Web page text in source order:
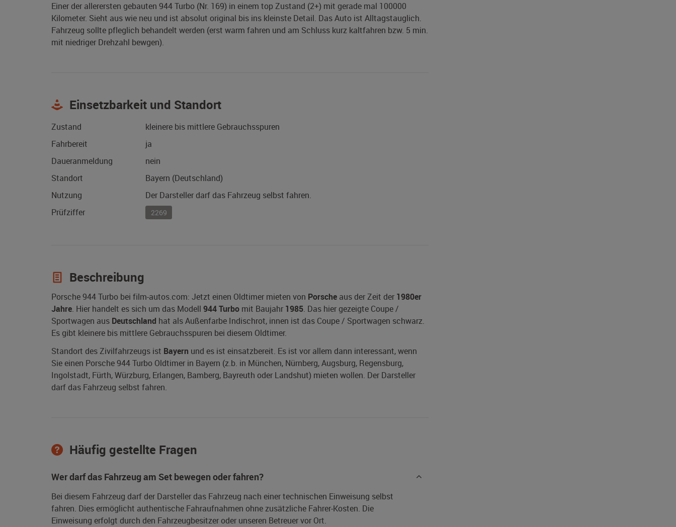
Einer der allerersten gebauten 944 Turbo (Nr. 169) in einem top Zustand (2+) mit gerade mal 100000
Kilometer. Sieht aus wie neu und ist absolut original bis ins kleinste Detail. Das Auto ist Alltagstauglich.
Fahrzeug sollte pfleglich behandelt werden (erst warm fahren und am Schluss kurz kaltfahren bzw. 5 min.
mit niedriger Drehzahl bewgen).
Einsetzbarkeit und Standort
Zustand
kleinere bis mittlere Gebrauchsspuren
Fahrbereit
ja
Daueranmeldung
nein
Standort
Bayern (Deutschland)
Nutzung
Der Darsteller darf das Fahrzeug selbst fahren.
Prüfziffer
2269
Beschreibung
Porsche 944 Turbo bei film-autos.com: Jetzt einen Oldtimer mieten von Porsche aus der Zeit der 1980er
Jahre. Hier handelt es sich um das Modell 944 Turbo mit Baujahr 1985. Das hier gezeigte Coupe /
Sportwagen aus Deutschland hat als Außenfarbe Indischrot, innen ist das Coupe / Sportwagen schwarz.
Es gibt kleinere bis mittlere Gebrauchsspuren bei diesem Oldtimer.
Standort des Zivilfahrzeugs ist Bayern und es ist einsatzbereit. Es ist vor allem dann interessant, wenn
Sie einen Porsche 944 Turbo Oldtimer in Bayern (z.b. in München, Nürnberg, Augsburg, Regensburg,
Ingolstadt, Fürth, Würzburg, Erlangen, Bamberg, Bayreuth oder Landshut) mieten wollen. Der Darsteller
darf das Fahrzeug selbst fahren.
Häufig gestellte Fragen
Wer darf das Fahrzeug am Set bewegen oder fahren?
Bei diesem Fahrzeug darf der Darsteller das Fahrzeug nach einer technischen Einweisung selbst
fahren. Dies ermöglicht authentische Fahraufnahmen ohne zusätzliche Fahrer-Kosten. Die
Einweisung erfolgt durch den Fahrzeugbesitzer oder unseren Betreuer vor Ort.